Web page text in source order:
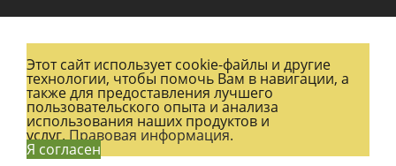
Этот сайт использует cookie-файлы и другие
технологии, чтобы помочь Вам в навигации, а
также для предоставления лучшего
пользовательского опыта и анализа
использования наших продуктов и
услуг.Правовая информация.
Я согласен